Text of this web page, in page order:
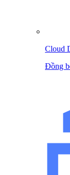
Cloud
Đồng